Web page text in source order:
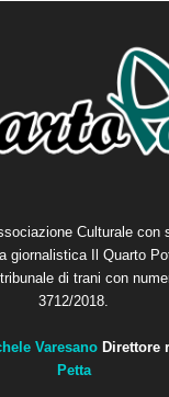
Culturale con
giornalistica Il Quarto
di trani con
3712/2018.
Varesano Direttore
Petta